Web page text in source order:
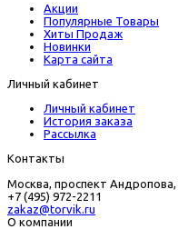
Акции
Популярные Товары
Хиты Продаж
Новинки
Карта сайта
Личный кабинет
Личный кабинет
История заказа
Рассылка
Контакты
Москва, проспект Андропова,
+7 (495) 972-2211
zakaz@torvik.ru
О компании